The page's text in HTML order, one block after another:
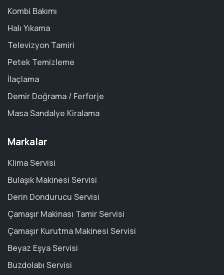
Kombi Bakımı
Halı Yıkama
Televizyon Tamiri
Petek Temizleme
İlaçlama
Demir Doğrama / Ferforje
Masa Sandalye Kiralama
Markalar
Klima Servisi
Bulaşık Makinesi Servisi
Derin Dondurucu Servisi
Çamaşır Makinası Tamir Servisi
Çamaşır Kurutma Makinesi Servisi
Beyaz Eşya Servisi
Buzdolabı Servisi